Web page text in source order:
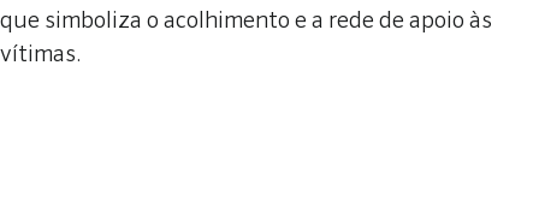
que simboliza o acolhimento e a rede de apoio às
vítimas.